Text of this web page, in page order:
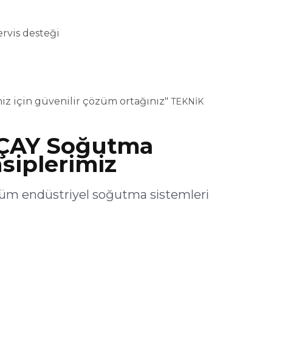
desteği
için güvenilir çözüm ortağınız" TEKNİK
Soğutma
endüstriyel soğutma sistemleri